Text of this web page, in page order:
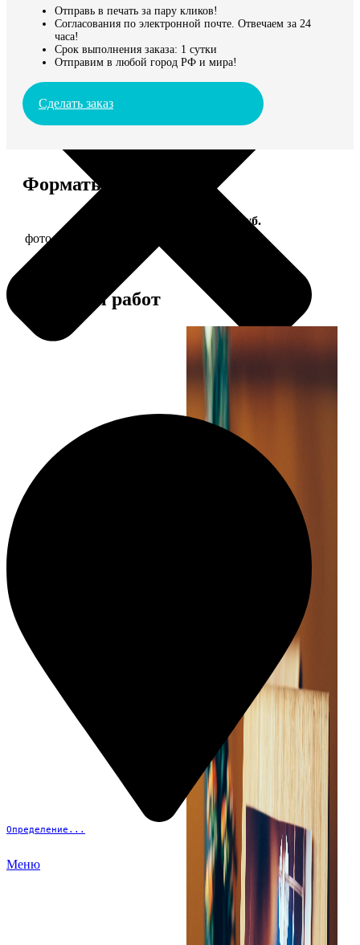
Определение...
Меню
Отправь в печать за пару кликов!
Согласования по электронной почте. Отвечаем за 24
часа!
Срок выполнения заказа: 1 сутки
Отправим в любой город РФ и мира!
Сделать заказ
Форматы и цены
Цена, руб.
фото 13х18 в деревянной рамке
Примеры работ